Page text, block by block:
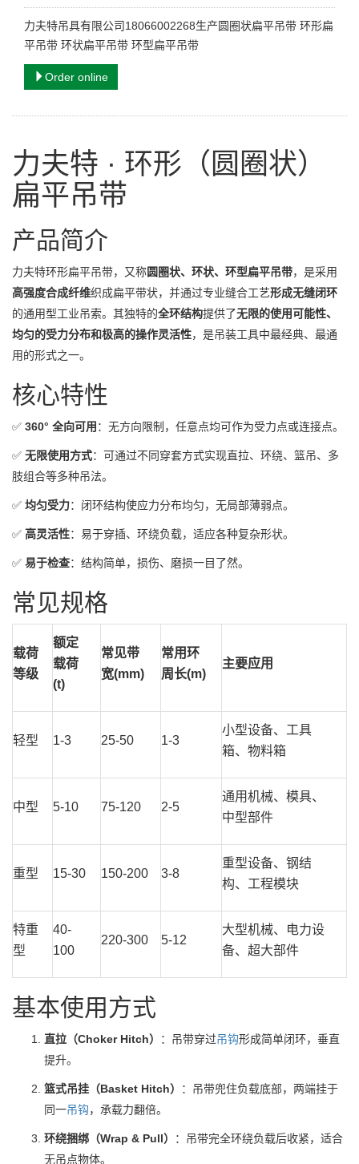
力夫特吊具有限公司18066002268生产圆圈状扁平吊带 环形扁
平吊带 环状扁平吊带 环型扁平吊带
Order online
力夫特 · 环形（圆圈状）
扁平吊带
产品简介
力夫特环形扁平吊带，又称圆圈状、环状、环型扁平吊带，是采用
高强度合成纤维织成扁平带状，并通过专业缝合工艺形成无缝闭环
的通用型工业吊索。其独特的全环结构提供了无限的使用可能性、
均匀的受力分布和极高的操作灵活性，是吊装工具中最经典、最通
用的形式之一。
核心特性
✅ 360° 全向可用 ：无方向限制，任意点均可作为受力点或连接点。
✅ 无限使用方式：可通过不同穿套方式实现直拉、环绕、篮吊、多
肢组合等多种吊法。
✅ 均匀受力：闭环结构使应力分布均匀，无局部薄弱点。
✅ 高灵活性：易于穿插、环绕负载，适应各种复杂形状。
✅ 易于检查：结构简单，损伤、磨损一目了然。
常见规格
载荷
等级
额定
载荷
(t)
常见带
宽(mm)
常用环
周长(m)
主要应用
轻型 1-3 25-50 1-3
小型设备、工具
箱、物料箱
中型 5-10 75-120 2-5
通用机械、模具、
中型部件
重型 15-30 150-200 3-8
重型设备、钢结
构、工程模块
特重
型
40-
100
220-300 5-12
大型机械、电力设
备、超大部件
基本使用方式
直拉（Choker Hitch） ：吊带穿过吊钩形成简单闭环，垂直
提升。
篮式吊挂（Basket Hitch）
：吊带兜住负载底部，两端挂于
同一吊钩，承载力翻倍。
环绕捆绑（Wrap & Pull）
：吊带完全环绕负载后收紧，适合
无吊点物体。